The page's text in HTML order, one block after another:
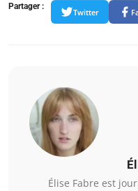
Partager :
Twitter
Élise Fabre est